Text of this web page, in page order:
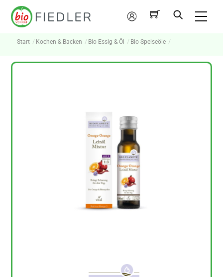
Skip
Mein
Konto
Start Kochen & Backen Bio Essig & Öl Bio Speiseöle